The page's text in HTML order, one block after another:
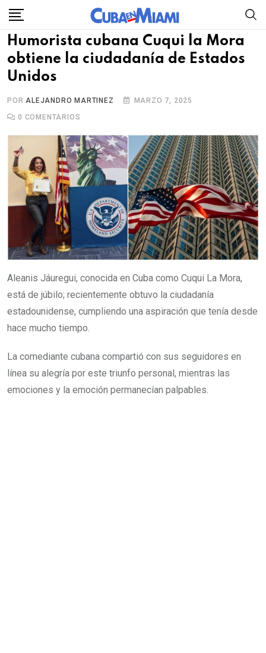
Skip
content
Humorista cubana Cuqui la Mora
obtiene la ciudadanía de Estados
Unidos
PORALEJANDRO MARTINEZ
MARZO 7, 2025
0 COMENTARIOS
Aleanis Jáuregui, conocida en Cuba como Cuqui La Mora,
está de júbilo; recientemente obtuvo la ciudadanía
estadounidense, cumpliendo una aspiración que tenía desde
hace mucho tiempo.
La comediante cubana compartió con sus seguidores en
línea su alegría por este triunfo personal, mientras las
emociones y la emoción permanecían palpables.